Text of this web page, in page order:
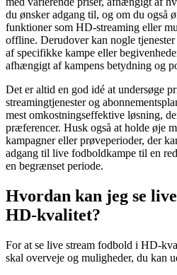
du ønsker adgang til, og om du også
funktioner som HD-streaming eller
offline. Derudover kan nogle
af specifikke kampe eller
afhængigt af kampens betydning og
Det er altid en god idé at undersøge
streamingtjenester og
mest omkostningseffektive løsning,
præferencer. Husk også at holde øje
kampagner eller prøveperioder, der
adgang til live fodboldkampe til en
en begrænset periode.
Hvordan kan jeg se
HD-kvalitet?
For at se live stream fodbold i HD-
skal overveje og muligheder, du kan